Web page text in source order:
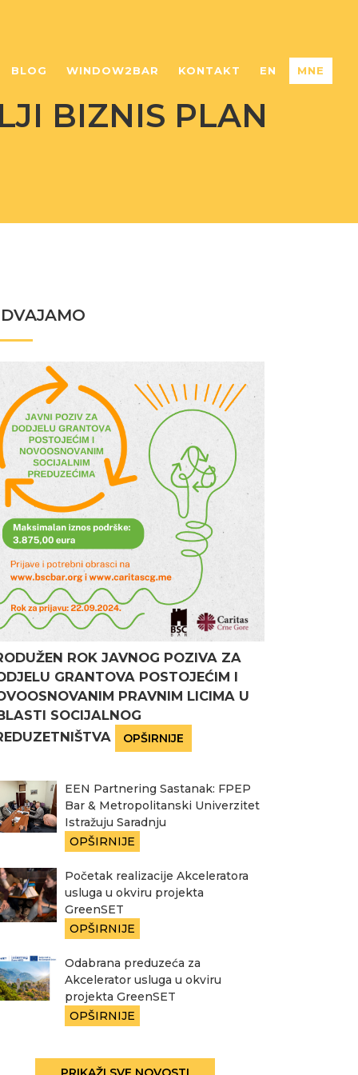
BLOG WINDOW2BAR KONTAKT EN MNE
BIZNIS PLAN
ROK JAVNOG POZIVA ZA
GRANTOVA POSTOJEĆIM I
PRAVNIM LICIMA U
SOCIJALNOG
OPŠIRNIJE
EEN Partnering Sastanak: FPEP
Bar & Metropolitanski Univerzitet
Istražuju Saradnju
OPŠIRNIJE
Početak realizacije Akceleratora
usluga u okviru projekta
GreenSET
OPŠIRNIJE
Odabrana preduzeća za
Akcelerator usluga u okviru
projekta GreenSET
OPŠIRNIJE